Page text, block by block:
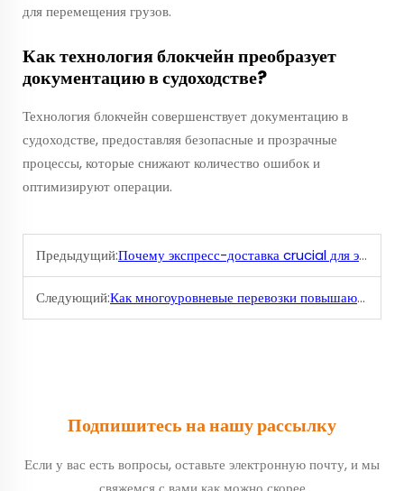
для перемещения грузов.
Как технология блокчейн преобразует
документацию в судоходстве?
Технология блокчейн совершенствует документацию в
судоходстве, предоставляя безопасные и прозрачные
процессы, которые снижают количество ошибок и
оптимизируют операции.
Предыдущий:Почему экспресс-доставка crucial для электронной коммерции
Следующий:Как многоуровневые перевозки повышают эффективность логистики?
Подпишитесь на нашу рассылку
Если у вас есть вопросы, оставьте электронную почту, и мы